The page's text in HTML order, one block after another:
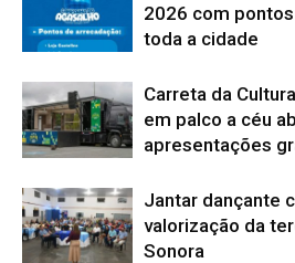
2026 com
toda a cidade
Carreta da
em palco a céu
apresentações
Jantar dançante
valorização da
Sonora